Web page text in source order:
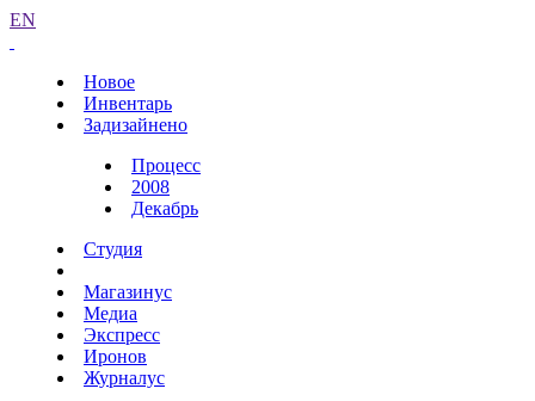
EN
Новое
Инвентарь
Задизайнено
Процесс
2008
Декабрь
Студия
Магазинус
Медиа
Экспресс
Иронов
Журналус